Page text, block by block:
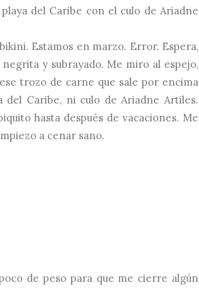
del Caribe con el culo de Ariadne
Estamos en marzo. Error. Espera,
y subrayado. Me miro al espejo,
trozo de carne que sale por encima
Caribe, ni culo de Ariadne Artiles.
hasta después de vacaciones. Me
a cenar sano.
de peso para que me cierre algún